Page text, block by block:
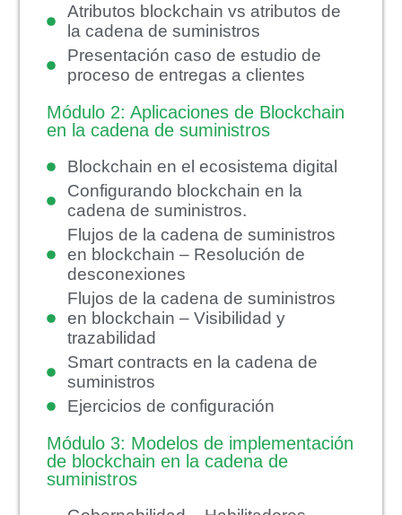
Atributos blockchain vs atributos de
la cadena de suministros
Presentación caso de estudio de
proceso de entregas a clientes
Módulo 2: Aplicaciones de Blockchain
en la cadena de suministros
Blockchain en el ecosistema digital
Configurando blockchain en la
cadena de suministros.
Flujos de la cadena de suministros
en blockchain – Resolución de
desconexiones
Flujos de la cadena de suministros
en blockchain – Visibilidad y
trazabilidad
Smart contracts en la cadena de
suministros
Ejercicios de configuración
Módulo 3: Modelos de implementación
de blockchain en la cadena de
suministros